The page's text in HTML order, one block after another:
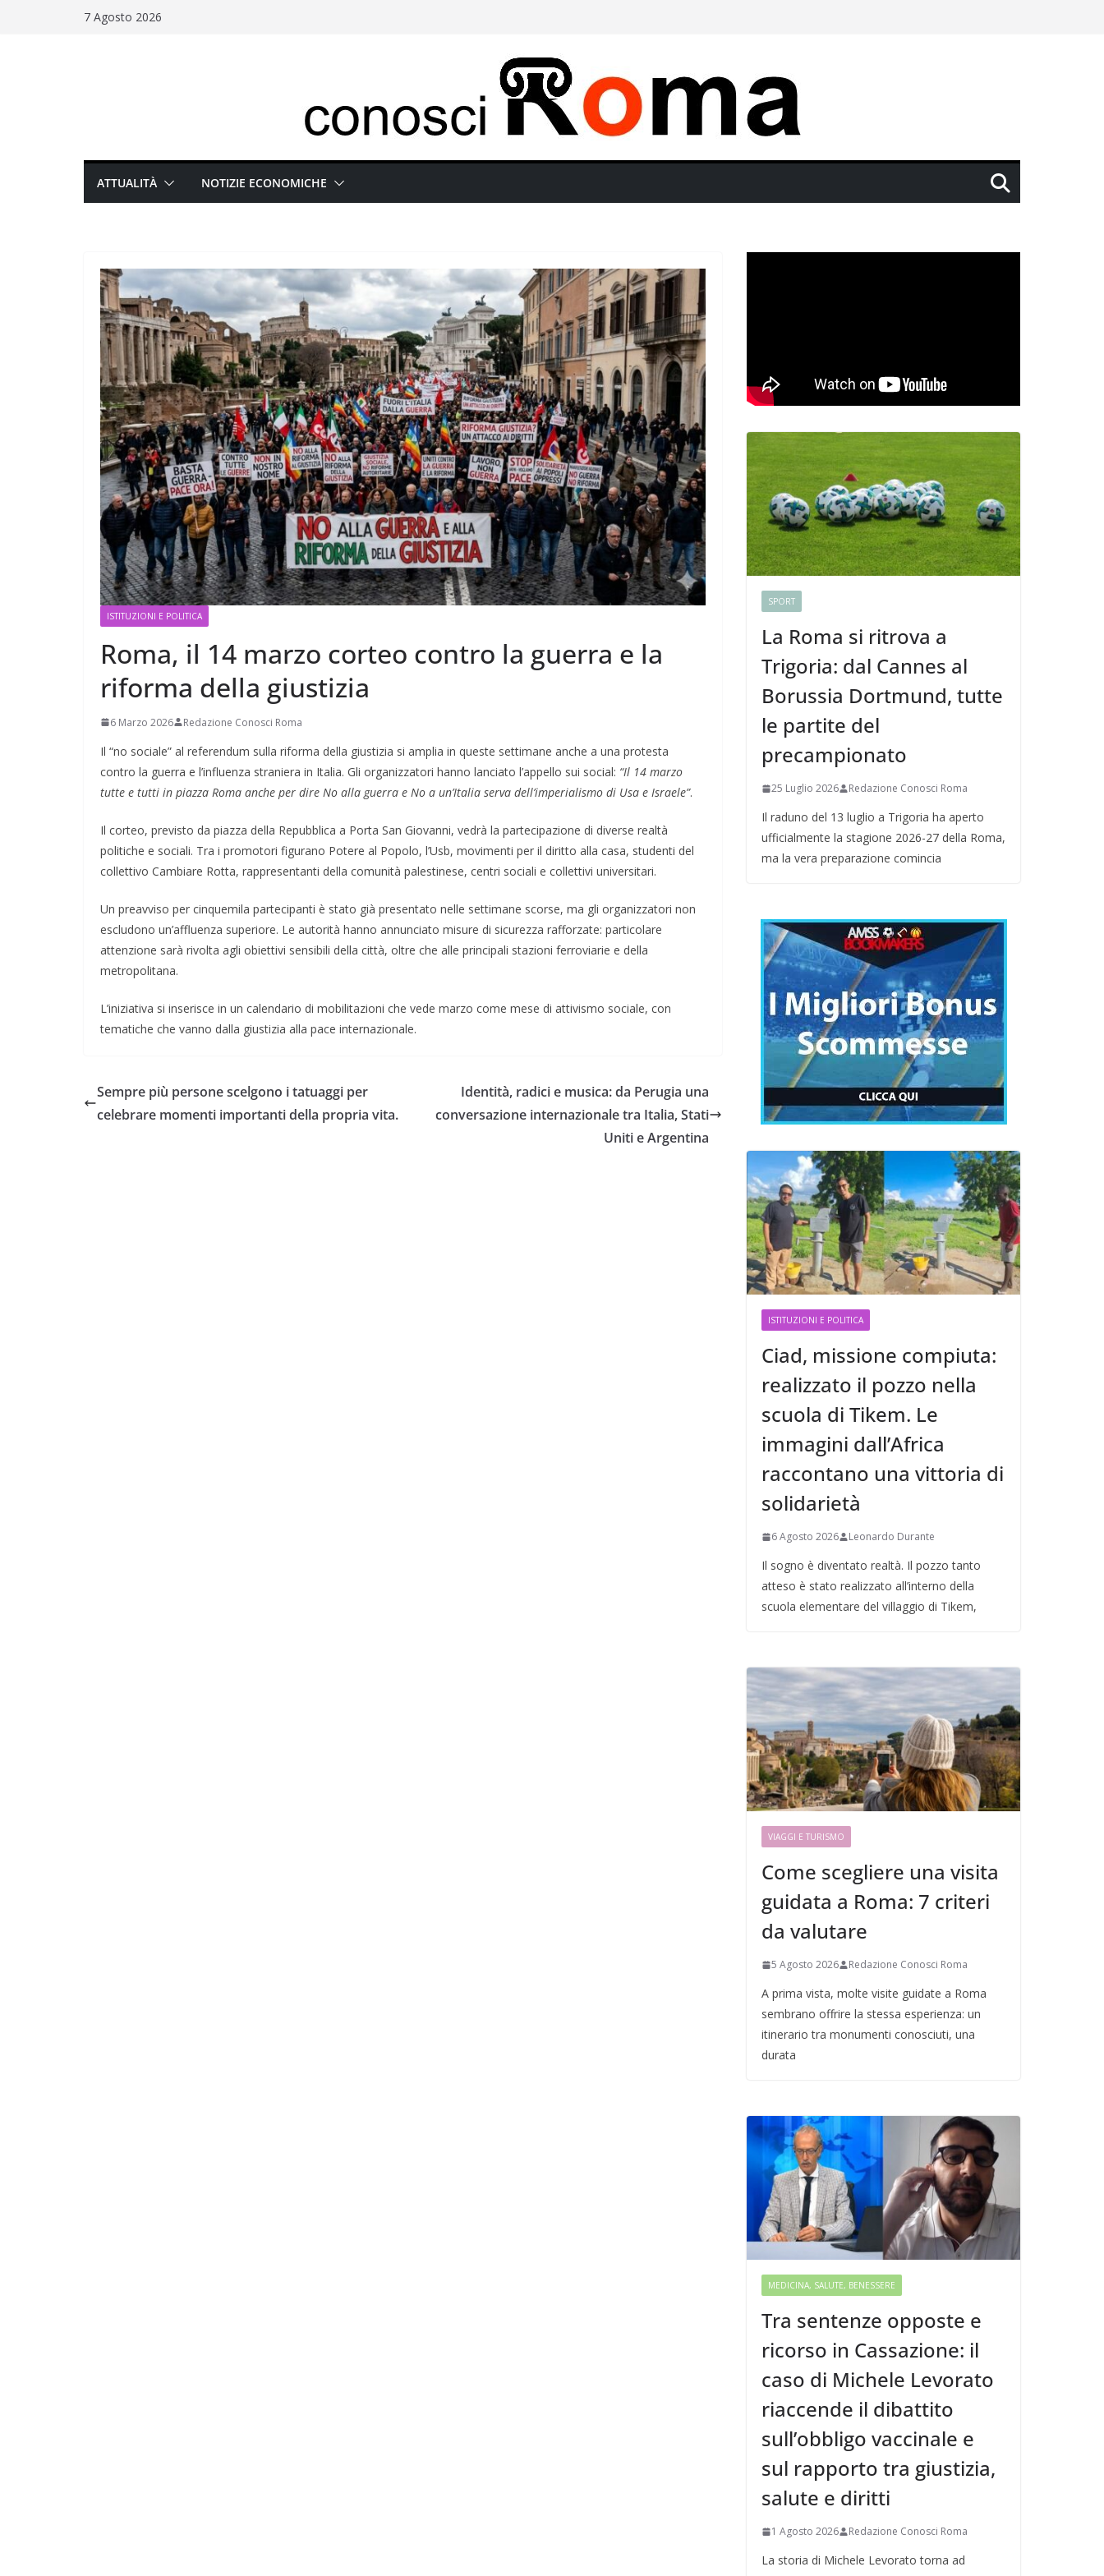
7 Agosto 2026
ATTUALITÀ NOTIZIE ECONOMICHE
ISTITUZIONI E POLITICA
Roma, il 14 marzo corteo contro la guerra e la
riforma della giustizia
6 Marzo 2026 Redazione Conosci Roma
Il “no sociale” al referendum sulla riforma della giustizia si amplia in queste settimane anche a una protesta
contro la guerra e l’influenza straniera in Italia. Gli organizzatori hanno lanciato l’appello sui social: “Il 14 marzo
tutte e tutti in piazza Roma anche per dire No alla guerra e No a un’Italia serva dell’imperialismo di Usa e Israele”.
Il corteo, previsto da piazza della Repubblica a Porta San Giovanni, vedrà la partecipazione di diverse realtà
politiche e sociali. Tra i promotori figurano Potere al Popolo, l’Usb, movimenti per il diritto alla casa, studenti del
collettivo Cambiare Rotta, rappresentanti della comunità palestinese, centri sociali e collettivi universitari.
Un preavviso per cinquemila partecipanti è stato già presentato nelle settimane scorse, ma gli organizzatori non
escludono un’affluenza superiore. Le autorità hanno annunciato misure di sicurezza rafforzate: particolare
attenzione sarà rivolta agli obiettivi sensibili della città, oltre che alle principali stazioni ferroviarie e della
metropolitana.
L’iniziativa si inserisce in un calendario di mobilitazioni che vede marzo come mese di attivismo sociale, con
tematiche che vanno dalla giustizia alla pace internazionale.
Sempre più persone scelgono i tatuaggi per
celebrare momenti importanti della propria vita.
Identità, radici e musica: da Perugia una
conversazione internazionale tra Italia, Stati
Uniti e Argentina
SPORT
La Roma si ritrova a
Trigoria: dal Cannes al
Borussia Dortmund, tutte
le partite del
precampionato
25 Luglio 2026 Redazione Conosci Roma
Il raduno del 13 luglio a Trigoria ha aperto
ufficialmente la stagione 2026-27 della Roma,
ma la vera preparazione comincia
ISTITUZIONI E POLITICA
Ciad, missione compiuta:
realizzato il pozzo nella
scuola di Tikem. Le
immagini dall’Africa
raccontano una vittoria di
solidarietà
6 Agosto 2026 Leonardo Durante
Il sogno è diventato realtà. Il pozzo tanto
atteso è stato realizzato all’interno della
scuola elementare del villaggio di Tikem,
VIAGGI E TURISMO
Come scegliere una visita
guidata a Roma: 7 criteri
da valutare
5 Agosto 2026 Redazione Conosci Roma
A prima vista, molte visite guidate a Roma
sembrano offrire la stessa esperienza: un
itinerario tra monumenti conosciuti, una
durata
MEDICINA, SALUTE, BENESSERE
Tra sentenze opposte e
ricorso in Cassazione: il
caso di Michele Levorato
riaccende il dibattito
sull’obbligo vaccinale e
sul rapporto tra giustizia,
salute e diritti
1 Agosto 2026 Redazione Conosci Roma
La storia di Michele Levorato torna ad